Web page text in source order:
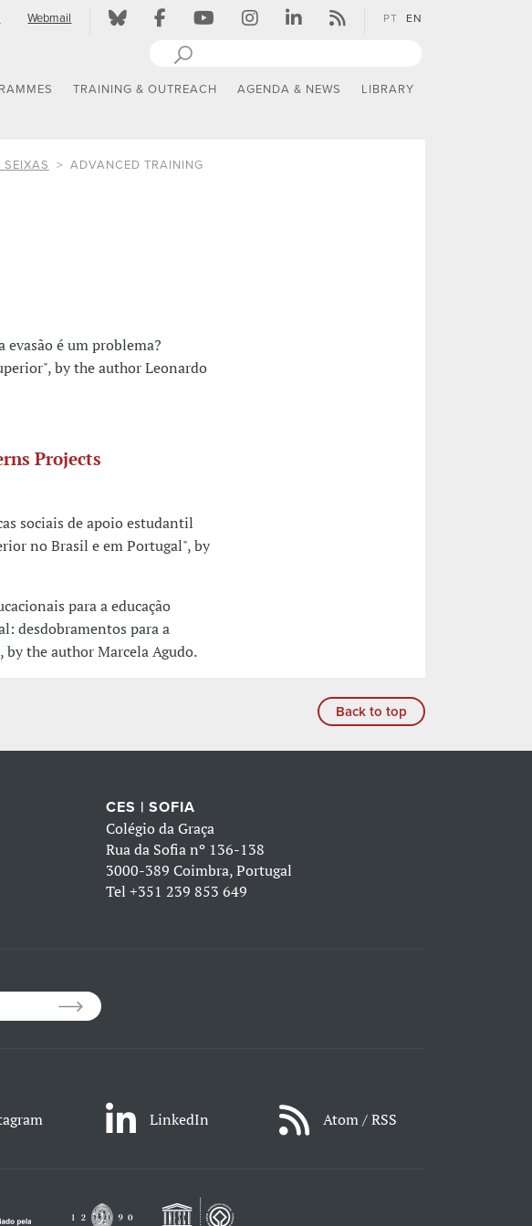
Webmail PT EN
TRAINING & OUTREACH AGENDA & NEWS LIBRARY
ADVANCED TRAINING
é um problema?
by the author Leonardo
Projects
sociais de apoio estudantil
no Brasil e em Portugal", by
para a educação
desdobramentos para a
by the author Marcela Agudo.
Back to top
CES | SOFIA
Colégio da Graça
Rua da Sofia nº 136-138
3000-389 Coimbra, Portugal
Tel +351 239 853 649
LinkedIn Atom / RSS